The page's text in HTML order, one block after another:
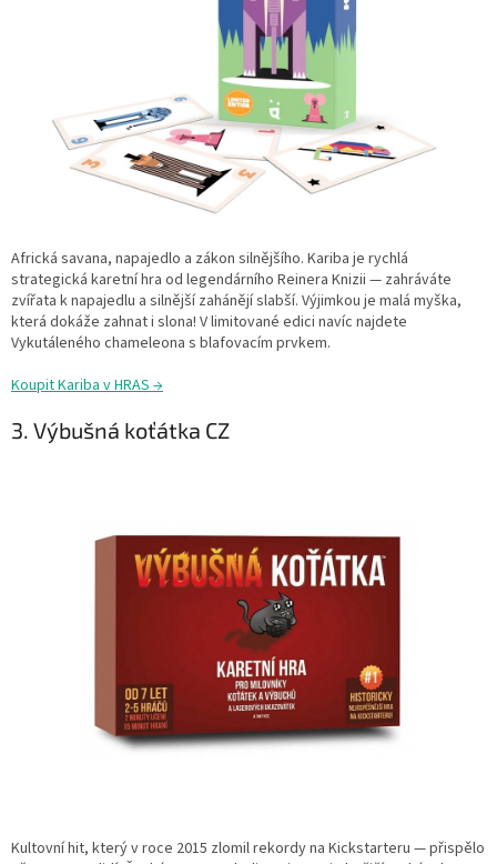
Africká savana, napajedlo a zákon silnějšího. Kariba je rychlá
strategická karetní hra od legendárního Reinera Knizii — zahráváte
zvířata k napajedlu a silnější zahánějí slabší. Výjimkou je malá myška,
která dokáže zahnat i slona! V limitované edici navíc najdete
Vykutáleného chameleona s blafovacím prvkem.
Koupit Kariba v HRAS →
3. Výbušná koťátka CZ
Kultovní hit, který v roce 2015 zlomil rekordy na Kickstarteru — přispělo